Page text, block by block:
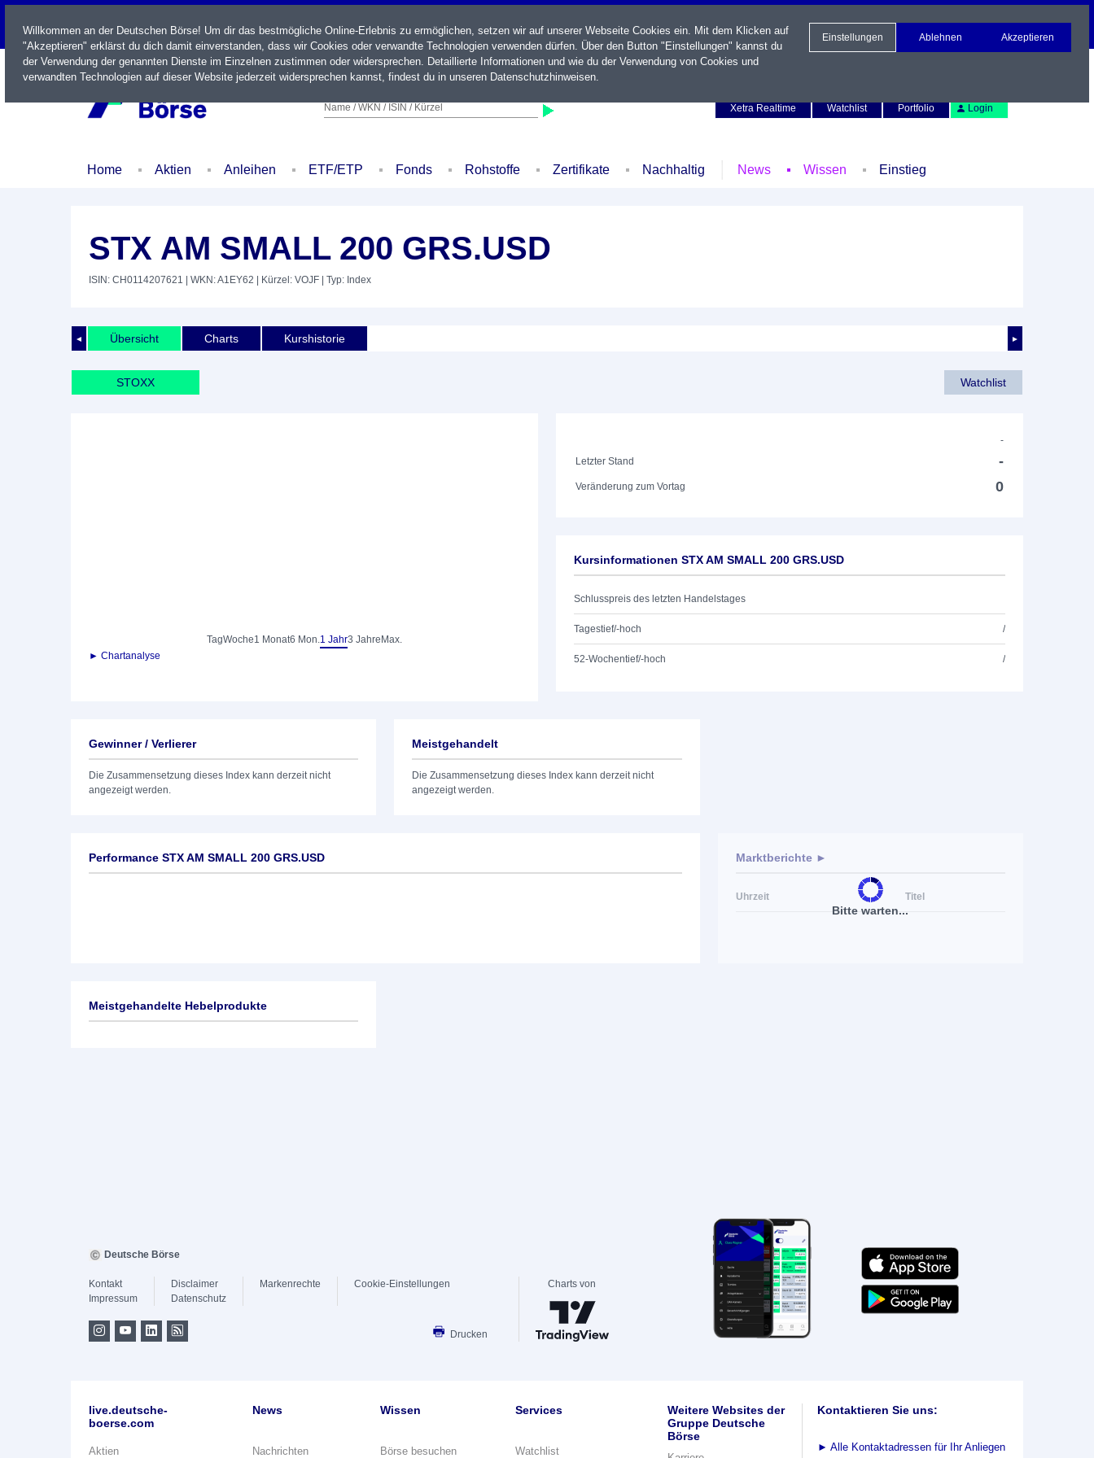
LIVE
Name / WKN / ISIN / Kürzel
Xetra Realtime
Watchlist Portfolio Login
Home Aktien Anleihen ETF/ETP Fonds Rohstoffe Zertifikate Nachhaltig News Wissen Einstieg
STX AM SMALL 200 GRS.USD
ISIN: CH0114207621 | WKN: A1EY62 | Kürzel: VOJF | Typ: Index
◄ ►
Übersicht Charts Kurshistorie
STOXX Watchlist
TagWoche1 Monat6 Mon.1 Jahr3 Jahre Max.
► Chartanalyse
-
Letzter Stand
-
Veränderung zum Vortag 0
Kursinformationen STX AM SMALL 200 GRS.USD
Schlusspreis des letzten Handelstages
Tagestief/-hoch /
52-Wochentief/-hoch /
Gewinner / Verlierer
Die Zusammensetzung dieses Index kann derzeit nicht
angezeigt werden.
Meistgehandelt
Die Zusammensetzung dieses Index kann derzeit nicht
angezeigt werden.
Performance STX AM SMALL 200 GRS.USD
Bitte warten...
Marktberichte ►
Uhrzeit Titel
Meistgehandelte Hebelprodukte
Willkommen an der Deutschen Börse! Um dir das bestmögliche Online-Erlebnis zu ermöglichen, setzen wir auf unserer Webseite Cookies ein. Mit dem Klicken auf
"Akzeptieren" erklärst du dich damit einverstanden, dass wir Cookies oder verwandte Technologien verwenden dürfen. Über den Button "Einstellungen" kannst du
der Verwendung der genannten Dienste im Einzelnen zustimmen oder widersprechen. Detaillierte Informationen und wie du der Verwendung von Cookies und
verwandten Technologien auf dieser Website jederzeit widersprechen kannst, findest du in unseren Datenschutzhinweisen.
Einstellungen Ablehnen Akzeptieren
Deutsche Börse
Kontakt
Impressum
Disclaimer
Datenschutz
Markenrechte Cookie-Einstellungen
Drucken
Charts von
live.deutsche-
boerse.com
Aktien
News
Nachrichten
Wissen
Börse besuchen
Services
Watchlist
Weitere Websites der
Gruppe Deutsche
Börse
Kontaktieren Sie uns:
► Alle Kontaktadressen für Ihr Anliegen